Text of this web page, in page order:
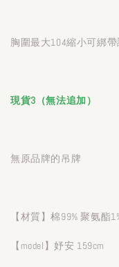
胸圍最大104縮小可綁
現貨3（無法追加）
無原品牌的吊牌
【材質】棉99% 聚氨酯
【model】妤安 159cm